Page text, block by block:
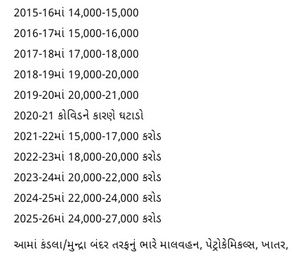
2015-16માં 14,000-15,000
2016-17માં 15,000-16,000
2017-18માં 17,000-18,000
2018-19માં 19,000-20,000
2019-20માં 20,000-21,000
2020-21 કોવિડને કારણે ઘટાડો
2021-22માં 15,000-17,000 કરોડ
2022-23માં 18,000-20,000 કરોડ
2023-24માં 20,000-22,000 કરોડ
2024-25માં 22,000-24,000 કરોડ
2025-26માં 24,000-27,000 કરોડ
આમાં કંડલા/મુન્દ્રા બંદર તરફનું ભારે માલવહન, પેટ્રોકેમિકલ્સ, ખાતર,